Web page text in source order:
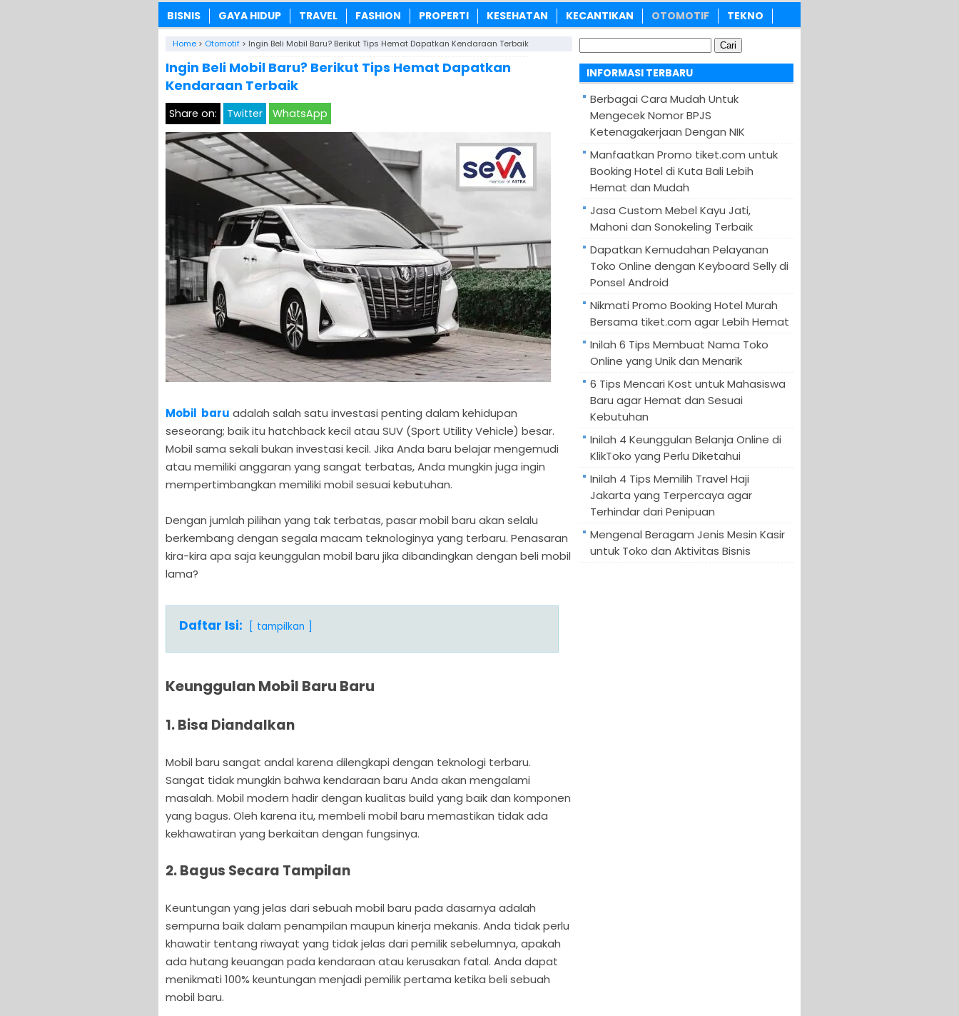
BISNIS GAYA HIDUP TRAVEL FASHION PROPERTI KESEHATAN KECANTIKAN OTOMOTIF TEKNO
Home > Otomotif > Ingin Beli Mobil Baru? Berikut Tips Hemat Dapatkan Kendaraan Terbaik
Ingin Beli Mobil Baru? Berikut Tips Hemat Dapatkan
Kendaraan Terbaik
Share on: Twitter WhatsApp
Mobil baru adalah salah satu investasi penting dalam kehidupan
seseorang; baik itu hatchback kecil atau SUV (Sport Utility Vehicle) besar.
Mobil sama sekali bukan investasi kecil. Jika Anda baru belajar mengemudi
atau memiliki anggaran yang sangat terbatas, Anda mungkin juga ingin
mempertimbangkan memiliki mobil sesuai kebutuhan.
Dengan jumlah pilihan yang tak terbatas, pasar mobil baru akan selalu
berkembang dengan segala macam teknologinya yang terbaru. Penasaran
kira-kira apa saja keunggulan mobil baru jika dibandingkan dengan beli mobil
lama?
Daftar Isi: tampilkan
Keunggulan Mobil Baru Baru
1. Bisa Diandalkan
Mobil baru sangat andal karena dilengkapi dengan teknologi terbaru.
Sangat tidak mungkin bahwa kendaraan baru Anda akan mengalami
masalah. Mobil modern hadir dengan kualitas build yang baik dan komponen
yang bagus. Oleh karena itu, membeli mobil baru memastikan tidak ada
kekhawatiran yang berkaitan dengan fungsinya.
2. Bagus Secara Tampilan
Keuntungan yang jelas dari sebuah mobil baru pada dasarnya adalah
sempurna baik dalam penampilan maupun kinerja mekanis. Anda tidak perlu
khawatir tentang riwayat yang tidak jelas dari pemilik sebelumnya, apakah
ada hutang keuangan pada kendaraan atau kerusakan fatal. Anda dapat
menikmati 100% keuntungan menjadi pemilik pertama ketika beli sebuah
mobil baru.
untuk:
INFORMASI TERBARU
Berbagai Cara Mudah Untuk
Mengecek Nomor BPJS
Ketenagakerjaan Dengan NIK
Manfaatkan Promo tiket.com untuk
Booking Hotel di Kuta Bali Lebih
Hemat dan Mudah
Jasa Custom Mebel Kayu Jati,
Mahoni dan Sonokeling Terbaik
Dapatkan Kemudahan Pelayanan
Toko Online dengan Keyboard Selly di
Ponsel Android
Nikmati Promo Booking Hotel Murah
Bersama tiket.com agar Lebih Hemat
Inilah 6 Tips Membuat Nama Toko
Online yang Unik dan Menarik
6 Tips Mencari Kost untuk Mahasiswa
Baru agar Hemat dan Sesuai
Kebutuhan
Inilah 4 Keunggulan Belanja Online di
KlikToko yang Perlu Diketahui
Inilah 4 Tips Memilih Travel Haji
Jakarta yang Terpercaya agar
Terhindar dari Penipuan
Mengenal Beragam Jenis Mesin Kasir
untuk Toko dan Aktivitas Bisnis